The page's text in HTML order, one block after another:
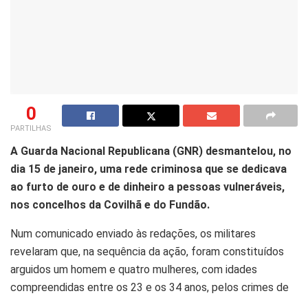
0
PARTILHAS
A Guarda Nacional Republicana (GNR) desmantelou, no
dia 15 de janeiro, uma rede criminosa que se dedicava
ao furto de ouro e de dinheiro a pessoas vulneráveis,
nos concelhos da Covilhã e do Fundão.
Num comunicado enviado às redações, os militares
revelaram que, na sequência da ação, foram constituídos
arguidos um homem e quatro mulheres, com idades
compreendidas entre os 23 e os 34 anos, pelos crimes de